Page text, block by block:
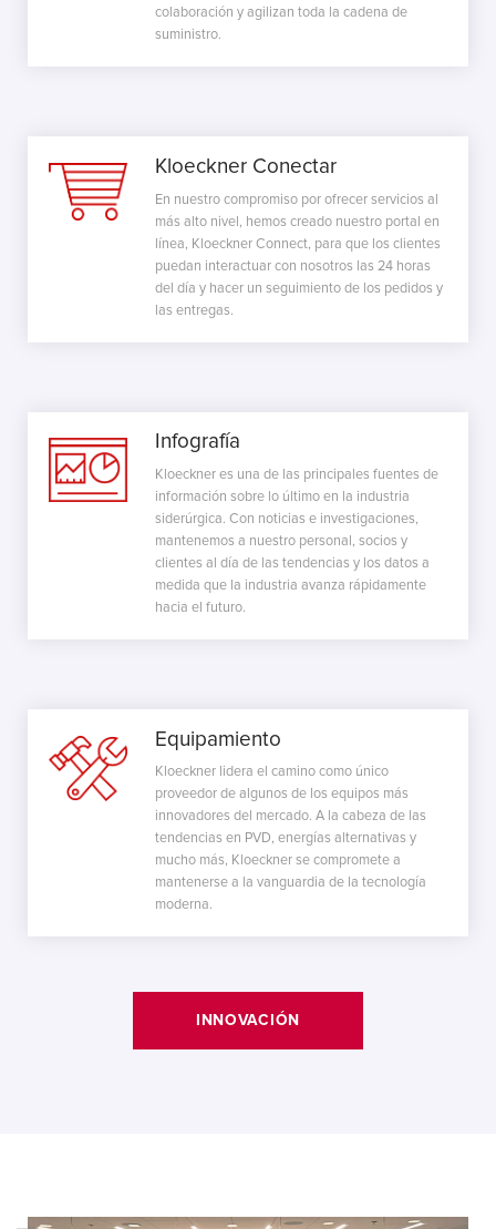
colaboración y agilizan toda la cadena de
suministro.
Kloeckner Conectar
En nuestro compromiso por ofrecer servicios al
más alto nivel, hemos creado nuestro portal en
línea, Kloeckner Connect, para que los clientes
puedan interactuar con nosotros las 24 horas
del día y hacer un seguimiento de los pedidos y
las entregas.
Infografía
Kloeckner es una de las principales fuentes de
información sobre lo último en la industria
siderúrgica. Con noticias e investigaciones,
mantenemos a nuestro personal, socios y
clientes al día de las tendencias y los datos a
medida que la industria avanza rápidamente
hacia el futuro.
Equipamiento
Kloeckner lidera el camino como único
proveedor de algunos de los equipos más
innovadores del mercado. A la cabeza de las
tendencias en PVD, energías alternativas y
mucho más, Kloeckner se compromete a
mantenerse a la vanguardia de la tecnología
moderna.
INNOVACIÓN